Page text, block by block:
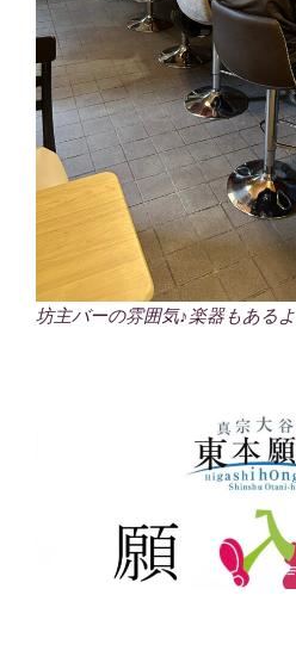
坊主バーの雰囲気♪楽器もあるよ